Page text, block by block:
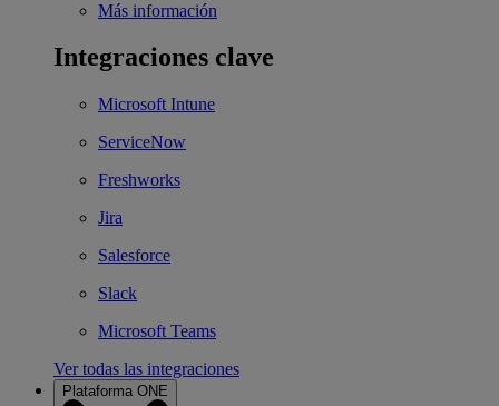
Más información
Integraciones clave
Microsoft Intune
ServiceNow
Freshworks
Jira
Salesforce
Slack
Microsoft Teams
Ver todas las integraciones
Plataforma ONE